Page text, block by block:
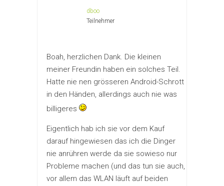
dboo
Teilnehmer
Boah, herzlichen Dank. Die kleinen
meiner Freundin haben ein solches Teil.
Hatte nie nen grösseren Android-Schrott
in den Händen, allerdings auch nie was
billigeres
Eigentlich hab ich sie vor dem Kauf
darauf hingewiesen das ich die Dinger
nie anrühren werde da sie sowieso nur
Probleme machen (und das tun sie auch,
vor allem das WLAN läuft auf beiden